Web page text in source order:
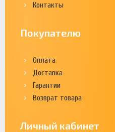
Контакты
Покупателю
Оплата
Доставка
Гарантии
Возврат товара
Личный кабинет